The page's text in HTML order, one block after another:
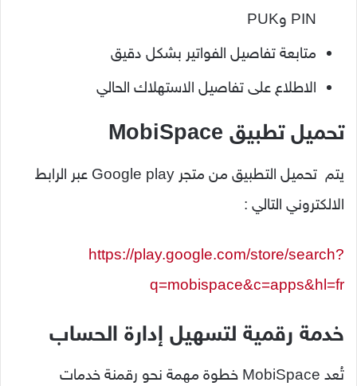
PIN وPUK
متابعة تفاصيل الفواتير بشكل دقيق
الاطلاع على تفاصيل الاستهلاك الحالي
تحميل تطبيق MobiSpace
يتم تحميل التطبيق من متجر Google play عبر الرابط
الالكتروني التالي :
https://play.google.com/store/search?
q=mobispace&c=apps&hl=fr
خدمة رقمية لتسهيل إدارة الحساب
تُعد MobiSpace خطوة مهمة نحو رقمنة خدمات